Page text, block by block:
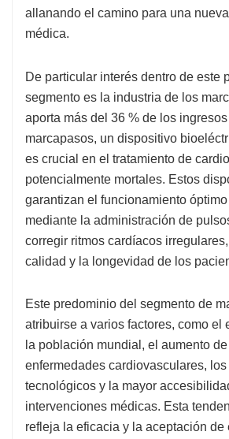
allanando el camino para una
médica.
De particular interés dentro de este
segmento es la industria de los
aporta más del 36 % de los ingresos
marcapasos, un dispositivo
es crucial en el tratamiento de
potencialmente mortales. Estos
garantizan el funcionamiento
mediante la administración de
corregir ritmos cardíacos
calidad y la longevidad de los
Este predominio del segmento de
atribuirse a varios factores, como el
la población mundial, el aumento
enfermedades cardiovasculares,
tecnológicos y la mayor
intervenciones médicas. Esta
refleja la eficacia y la aceptación de